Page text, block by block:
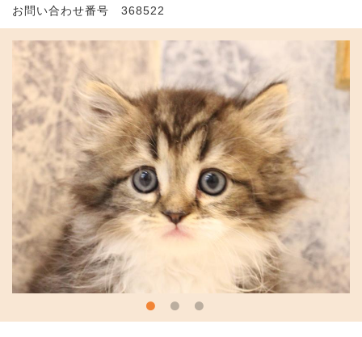
お問い合わせ番号 368522